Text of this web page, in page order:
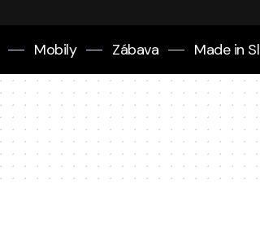
Mobily Zábava Made in